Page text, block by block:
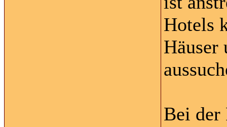
Hotels
Häuser
Bei der